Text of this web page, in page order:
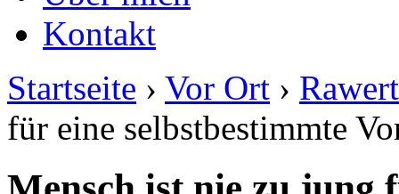
Kontakt
Startseite › Vor Ort ›
für eine selbstbestimmte